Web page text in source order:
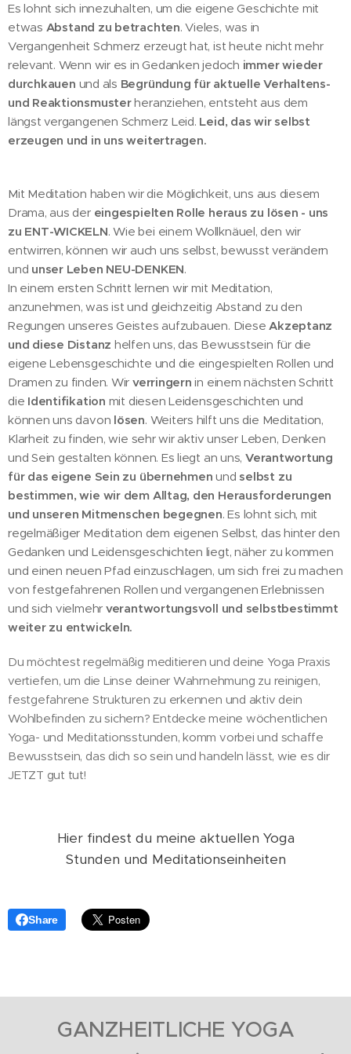
Es lohnt sich innezuhalten, um die eigene Geschichte mit
etwas Abstand zu betrachten. Vieles, was in
Vergangenheit Schmerz erzeugt hat, ist heute nicht mehr
relevant. Wenn wir es in Gedanken jedoch immer wieder
durchkauen und als Begründung für aktuelle Verhaltens-
und Reaktionsmusterheranziehen, entsteht aus dem
längst vergangenen Schmerz Leid. Leid, das wir selbst
erzeugen und in uns weitertragen.
Mit Meditation haben wir die Möglichkeit, uns aus diesem
Drama, aus der eingespielten Rolle heraus zu lösen - uns
zu ENT-WICKELN. Wie bei einem Wollknäuel, den wir
entwirren, können wir auch uns selbst, bewusst verändern
und unser Leben NEU-DENKEN.
In einem ersten Schritt lernen wir mit Meditation,
anzunehmen, was ist und gleichzeitig Abstand zu den
Regungen unseres Geistes aufzubauen. DieseAkzeptanz
und diese Distanz helfen uns, das Bewusstsein für die
eigene Lebensgeschichte und die eingespielten Rollen und
Dramen zu finden. Wir verringern in einem nächsten Schritt
die Identifikation mit diesen Leidensgeschichten und
können uns davon lösen. Weiters hilft uns die Meditation,
Klarheit zu finden, wie sehr wir aktiv unser Leben, Denken
und Sein gestalten können. Es liegt an uns, Verantwortung
für das eigene Sein zu übernehmenund selbst zu
bestimmen, wie wir dem Alltag, den Herausforderungen
und unseren Mitmenschen begegnen. Es lohnt sich, mit
regelmäßiger Meditation dem eigenen Selbst, das hinter den
Gedanken und Leidensgeschichten liegt, näher zu kommen
und einen neuen Pfad einzuschlagen, um sich frei zu machen
von festgefahrenen Rollen und vergangenen Erlebnissen
und sich vielmehr verantwortungsvoll und selbstbestimmt
weiter zu entwickeln.
Du möchtest regelmäßig meditieren und deine Yoga Praxis
vertiefen, um die Linse deiner Wahrnehmung zu reinigen,
festgefahrene Strukturen zu erkennen und aktiv dein
Wohlbefinden zu sichern? Entdecke meine wöchentlichen
Yoga- und Meditationsstunden, komm vorbei und schaffe
Bewusstsein, das dich so sein und handeln lässt, wie es dir
JETZT gut tut!
Hier findest du meine aktuellen Yoga
Stunden und Meditationseinheiten
Share
GANZHEITLICHE YOGA